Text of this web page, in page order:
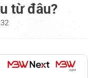
từ đâu?
32